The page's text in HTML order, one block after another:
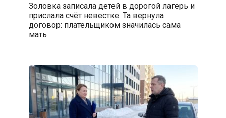
Золовка записала детей в дорогой лагерь и
прислала счёт невестке. Та вернула
договор: плательщиком значилась сама
мать